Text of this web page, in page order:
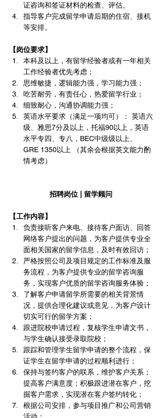
证咨询和签证材料的检查、评估。
指导客户完成留学申请后期的住宿、接机
等安排。
【岗位要求】
本科及以上，有留学经验者或有一年相关
工作经验者优先考虑；
思维敏捷，逻辑能力强，学习能力强；
吃苦耐劳，有责任心，热爱留学行业；
细致耐心，沟通协调能力强；
英语水平要求（满足一项均可）： 英语六
级、雅思7分及以上，托福90以上，英语
水平专四、专八，BEC中级级以上、
GRE 1350以上 （其余会根据英文能力酌
情考虑）
招聘岗位 | 留学顾问
【工作内容】
负责接听客户来电、接待客户面访、回答
网络客户提出的问题，为客户提供专业全
面相关国家的留学信息，及时有效回访；
严格按照公司及项目规定的工作标准及服
务流程，为客户提供专业的留学咨询服
务，实现客户优质的留学咨询服务体验；
了解客户申请留学所需要的相关背景情
况，提供合理化建议或意见，为客户设计
切实可行的留学方案；
跟进院校申请过程，复核学生申请文书，
与学生确认接受录取院校；
跟踪和管理学生留学申请的整个流程，保
证学生在留学申请的过程顺利进行；
保持与签约客户的联系，维护客户关系；
提高客户满意度；积极跟进潜在客户，挖
掘客户需求，实现潜在客户签约转化；
根据公司安排，参与项目推广和公司营销